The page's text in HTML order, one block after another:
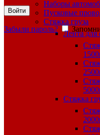
Войти
Забыли пароль?
Наборы
Пусковые
Стяжка груза
Лента для
Стяжка